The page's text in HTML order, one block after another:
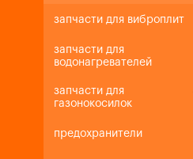
запчасти для виброплит
запчасти для
водонагревателей
запчасти для
газонокосилок
предохранители